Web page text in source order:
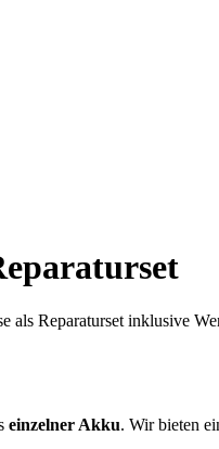
als Reparaturset inklusive
einzelner Akku. Wir bieten